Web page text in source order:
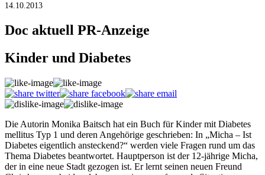
14.10.2013
Doc aktuell PR-Anzeige
Kinder und Diabetes
Die Autorin Monika Baitsch hat ein Buch für Kinder mit Diabetes
mellitus Typ 1 und deren Angehörige geschrieben: In „Micha – Ist
Diabetes eigentlich ansteckend?“ werden viele Fragen rund um das
Thema Diabetes beantwortet. Hauptperson ist der 12-jährige Micha,
der in eine neue Stadt gezogen ist. Er lernt seinen neuen Freund